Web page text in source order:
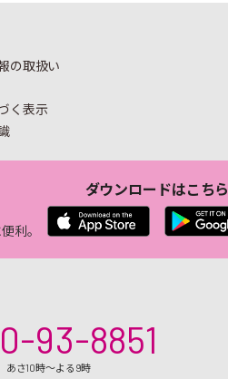
の取扱い
く表示
利。
ダウンロードはこちら
93-8851
あさ10時～よる9時